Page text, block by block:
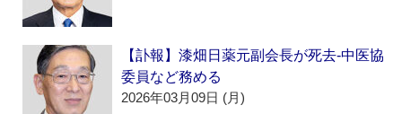
【訃報】漆畑日薬元副会長が死去‐中医協
委員など務める
2026年03月09日 (月)